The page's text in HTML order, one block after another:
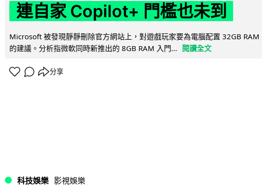
連自家 Copilot+ 門檻也未到
Microsoft 被發現靜靜刪除官方網站上，對遊戲玩家要為電腦配置 32GB RAM
的建議。分析指微軟同時新推出的 8GB RAM 入門... 閱讀全文
分享
科技娛樂 影視娛樂